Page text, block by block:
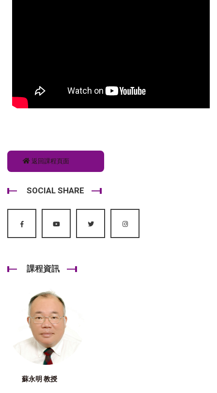
返回課程頁面
SOCIAL SHARE
課程資訊
蘇永明 教授